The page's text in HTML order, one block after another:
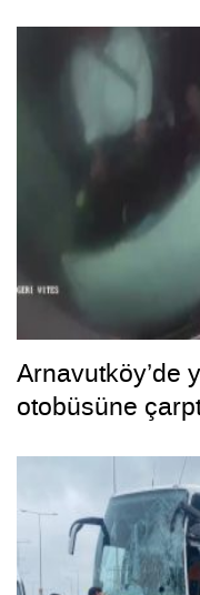
Arnavutköy’de
otobüsüne